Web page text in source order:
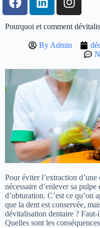
Pourquoi et comment
By Admin
Pour éviter l’extraction
nécessaire d’enlever sa
d’obturation. C’est ce
que la dent est conservée,
dévitalisation dentaire ?
Quelles sont les